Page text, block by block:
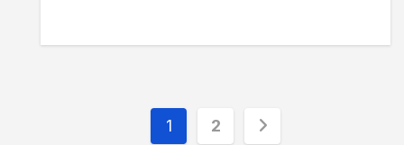
Paginación
1 2